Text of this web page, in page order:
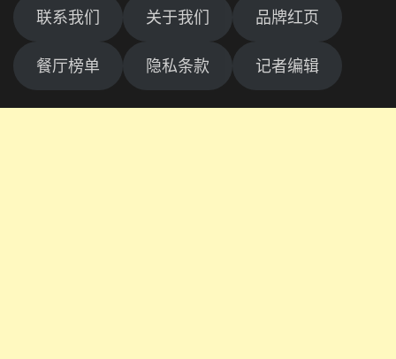
联系我们 关于我们 品牌红页
餐厅榜单 隐私条款 记者编辑